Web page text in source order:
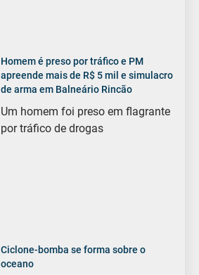
Homem é preso por tráfico e PM
apreende mais de R$ 5 mil e simulacro
de arma em Balneário Rincão
Um homem foi preso em flagrante
por tráfico de drogas
Ciclone-bomba se forma sobre o
oceano